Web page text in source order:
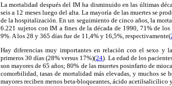
La mortalidad después del IM ha disminuido en las últimas
seis a 12 meses luego del alta. La mayoría de las muertes se
de la hospitalización. En un seguimiento de cinco años, la
6.221 sujetos con IM a fines de la década de 1990, 71% de
9%. A los 28 y 365 días fue de 11,4% y 16,5%, respectivamente(
Hay diferencias muy importantes en relación con el sexo y
primeros 30 días (28% versus 17%)(24). La edad de los
son mayores de 65 años; 80% de las muertes posinfarto de
comorbilidad, tasas de mortalidad más elevadas, y muchos se
mayores reciben menos beta-bloqueantes, ácido acetilsalicílico